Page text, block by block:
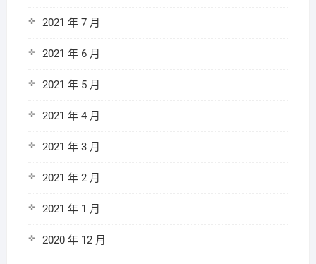
2021 年 7 月
2021 年 6 月
2021 年 5 月
2021 年 4 月
2021 年 3 月
2021 年 2 月
2021 年 1 月
2020 年 12 月